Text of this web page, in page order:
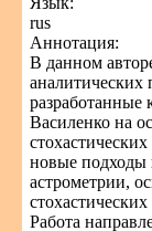
rus
Аннотация:
В данном
аналитических
разработанные
Василенко на
новые подходы
астрометрии,
Работа